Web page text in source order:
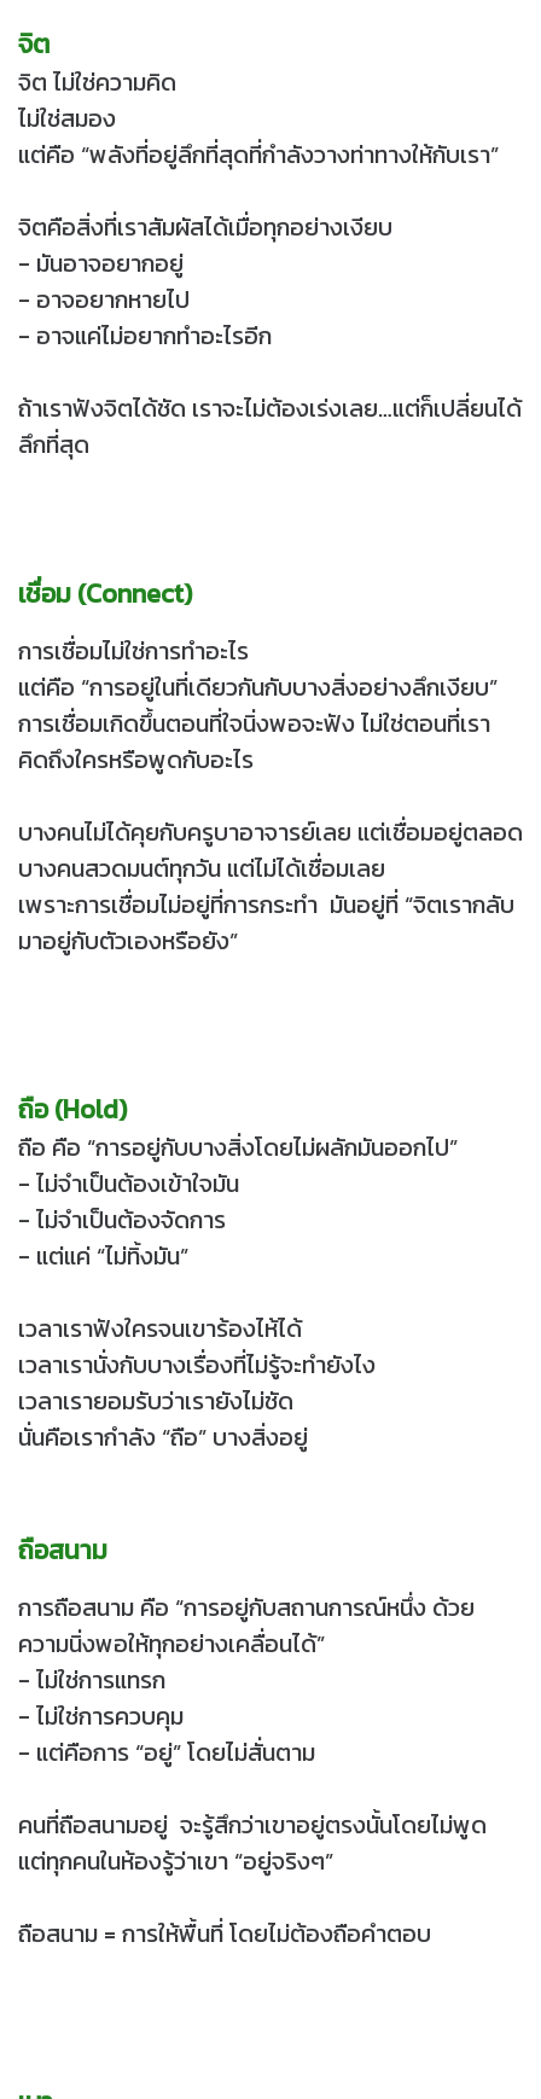
จิต
จิต ไม่ใช่ความคิด
ไม่ใช่สมอง
แต่คือ “พลังที่อยู่ลึกที่สุดที่กำลังวางท่าทางให้กับเรา”
จิตคือสิ่งที่เราสัมผัสได้เมื่อทุกอย่างเงียบ
- มันอาจอยากอยู่
- อาจอยากหายไป
- อาจแค่ไม่อยากทำอะไรอีก
ถ้าเราฟังจิตได้ชัด เราจะไม่ต้องเร่งเลย…แต่ก็เปลี่ยนได้
ลึกที่สุด
เชื่อม (Connect)
การเชื่อมไม่ใช่การทำอะไร
แต่คือ “การอยู่ในที่เดียวกันกับบางสิ่งอย่างลึกเงียบ”
การเชื่อมเกิดขึ้นตอนที่ใจนิ่งพอจะฟัง ไม่ใช่ตอนที่เรา
คิดถึงใครหรือพูดกับอะไร
บางคนไม่ได้คุยกับครูบาอาจารย์เลย แต่เชื่อมอยู่ตลอด
บางคนสวดมนต์ทุกวัน แต่ไม่ได้เชื่อมเลย
เพราะการเชื่อมไม่อยู่ที่การกระทำ มันอยู่ที่ “จิตเรากลับ
มาอยู่กับตัวเองหรือยัง”
ถือ (Hold)
ถือ คือ “การอยู่กับบางสิ่งโดยไม่ผลักมันออกไป”
- ไม่จำเป็นต้องเข้าใจมัน
- ไม่จำเป็นต้องจัดการ
- แต่แค่ “ไม่ทิ้งมัน”
เวลาเราฟังใครจนเขาร้องไห้ได้
เวลาเรานั่งกับบางเรื่องที่ไม่รู้จะทำยังไง
เวลาเรายอมรับว่าเรายังไม่ชัด
นั่นคือเรากำลัง “ถือ” บางสิ่งอยู่
ถือสนาม
การถือสนาม คือ “การอยู่กับสถานการณ์หนึ่ง ด้วย
ความนิ่งพอให้ทุกอย่างเคลื่อนได้”
- ไม่ใช่การแทรก
- ไม่ใช่การควบคุม
- แต่คือการ “อยู่” โดยไม่สั่นตาม
คนที่ถือสนามอยู่ จะรู้สึกว่าเขาอยู่ตรงนั้นโดยไม่พูด
แต่ทุกคนในห้องรู้ว่าเขา “อยู่จริงๆ”
ถือสนาม = การให้พื้นที่ โดยไม่ต้องถือคำตอบ